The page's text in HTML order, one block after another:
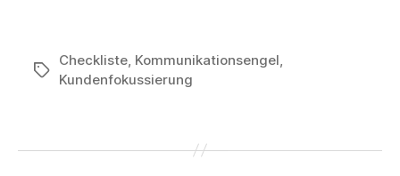
Schlagwörter
Checkliste Kommunikationsengel
Kundenfokussierung